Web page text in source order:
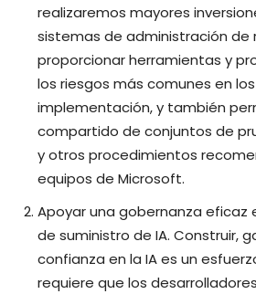
realizaremos mayores
sistemas de administración de
proporcionar herramientas y
los riesgos más comunes en
implementación, y también
compartido de conjuntos de
y otros procedimientos
equipos de Microsoft.
Apoyar una gobernanza eficaz
de suministro de IA. Construir,
confianza en la IA es un
requiere que los